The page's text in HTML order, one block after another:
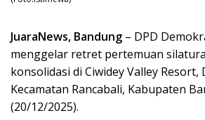
JuaraNews, Bandung – DPD
menggelar retret pertemuan
konsolidasi di Ciwidey Valley Resort,
Kecamatan Rancabali, Kabupaten
(20/12/2025).